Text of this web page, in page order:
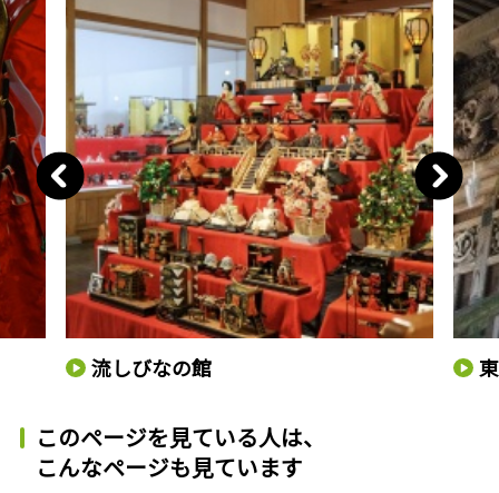
流しびなの館
このページを見ている人は、
こんなページも見ています